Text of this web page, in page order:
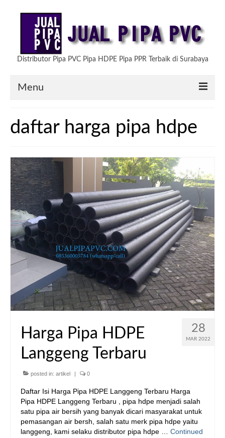
Distributor Pipa PVC Pipa HDPE Pipa PPR Terbaik di Surabaya
Menu
ARTIKEL
PRODUK KAMI
TESTIMONIAL
HUBUNGI KAMI
daftar harga pipa hdpe
28
MAR 2022
Harga Pipa HDPE
Langgeng Terbaru
posted in: artikel | 0
Daftar Isi Harga Pipa HDPE Langgeng Terbaru Harga
Pipa HDPE Langgeng Terbaru , pipa hdpe menjadi salah
satu pipa air bersih yang banyak dicari masyarakat untuk
pemasangan air bersh, salah satu merk pipa hdpe yaitu
langgeng, kami selaku distributor pipa hdpe … Continued